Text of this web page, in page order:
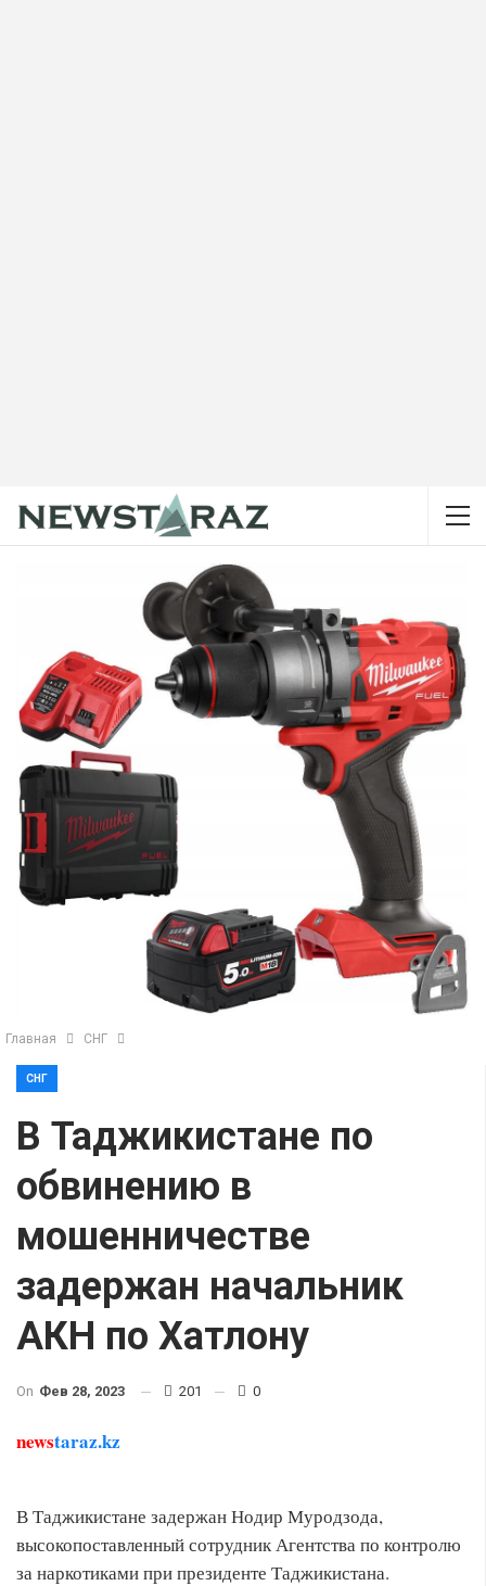
Главная СНГ
СНГ
В Таджикистане по
обвинению в
мошенничестве
задержан начальник
АКН по Хатлону
On Фев 28, 2023 201 0
newstaraz.kz
В Таджикистане задержан Нодир Муродзода,
высокопоставленный сотрудник Агентства по контролю
за наркотиками при президенте Таджикистана.